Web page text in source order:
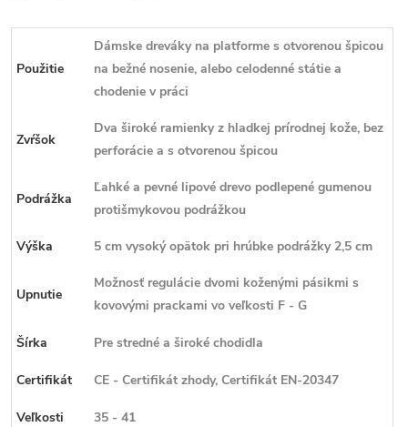
Použitie
Dámske dreváky na platforme s otvorenou špicou
na bežné nosenie, alebo celodenné státie a
chodenie v práci
Zvŕšok
Dva široké ramienky z hladkej prírodnej kože, bez
perforácie a s otvorenou špicou
Podrážka
Ľahké a pevné lipové drevo podlepené gumenou
protišmykovou podrážkou
Výška 5 cm vysoký opätok pri hrúbke podrážky 2,5 cm
Upnutie
Možnosť regulácie dvomi koženými pásikmi s
kovovými prackami vo veľkosti F - G
Šírka Pre stredné a široké chodidla
Certifikát CE - Certifikát zhody, Certifikát EN-20347
Veľkosti 35 - 41